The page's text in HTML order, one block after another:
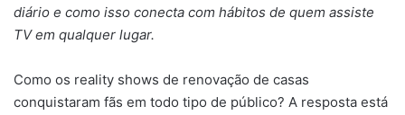
diário e como isso conecta com hábitos de quem assiste
TV em qualquer lugar.
Como os reality shows de renovação de casas
conquistaram fãs em todo tipo de público? A resposta está